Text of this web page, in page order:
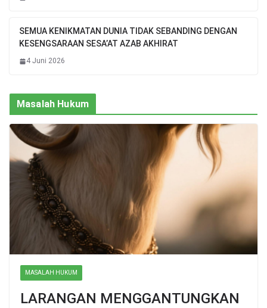
SEMUA KENIKMATAN DUNIA TIDAK SEBANDING DENGAN
KESENGSARAAN SESA’AT AZAB AKHIRAT
4 Juni 2026
Masalah Hukum
MASALAH HUKUM
LARANGAN MENGGANTUNGKAN